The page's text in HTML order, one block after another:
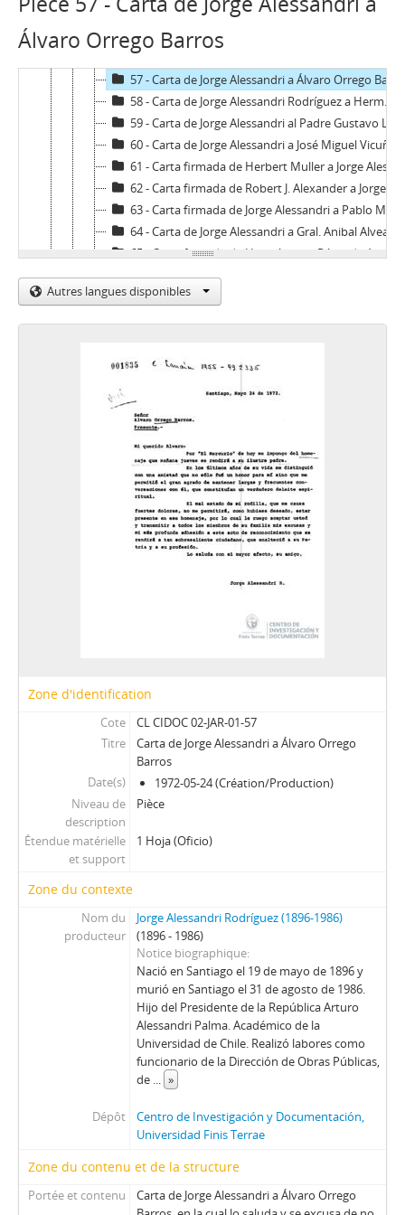
Álvaro Orrego Barros
54 - Carta de Jorge Alessandri a Héctor Rojas Albornoz
55 - Carta de Jorge Alessandri a Armando Roa
56 - Carta de Jorge Alessandri a Hermógenes Pérez de Arce
57 - Carta de Jorge Alessandri a Álvaro Orrego Barros
58 - Carta de Jorge Alessandri Rodríguez a Hermógenes Pérez de Arce Ibieta
59 - Carta de Jorge Alessandri al Padre Gustavo Le Paige
60 - Carta de Jorge Alessandri a José Miguel Vicuña
61 - Carta firmada de Herbert Muller a Jorge Alessandri
62 - Carta firmada de Robert J. Alexander a Jorge Alessandri
63 - Carta firmada de Jorge Alessandri a Pablo Mendoza A.
64 - Carta de Jorge Alessandri a Gral. Anibal Alvear G.
65 - Carta firmada de Hermógenes Pérez de Arce a Jorge Alessandri
66 - Carta firmada de Jorge Alessandri a Patricio Huneeus
67 - Carta firmada de Felipe Herrera a Jorge Alessandri
70 - Carta de Jorge Alessandri a Mario Urrutia con recorte de prensa adjunto fotocopiado.
72 - Carta de Jorge Alessandri a Luis Emaldía Alvarado
73 - Carta de Jorge Alessandri a Juan Luis Cousiño
74 - Carta de Jorge Alessandri a Germán Rodríguez Ortiz
75 - Carta firmada de Arturo Sepúlveda Rojas a Jorge Alessandri
76 - Carta firmada de Eugenio Pereira Salas a Jorge Alessandri
77 - Carta escrita a mano y firmada de René León Manieu a Jorge Alessandri
78 - Carta de Jorge Alessandri a Gilda Dalla Rizza
79 - Carta escrita a mano de "Pancho" a Jorge Alessandri
80 - Carta de Jorge Alessandri a Germán Picó Cañas
82 - Carta de Enrique Urrutia Manzano a Jorge Alessandri
83 - Carta de Jorge Alessandri a Álvaro Orrego Barros
85 - Carta de Germán Picó Cañas a Jorge Alessandri
87 - Carta de Jorge Alessandri a Horacio Hernández A.
88 - Fotocopia de recorte de prensa Discurso en homenaje a Fray Camilo Henriquez
90 - Carta de Jorge Alessandri a Pedro Oporto Vera
92 - Carta de Jorge Alessandri a Juan Bautista Rossetti Colombino
96 - Carta firmada de la dirección de la Sociedad Nacional de Agricultura a Jorge Alessandri
97 - Carta de Jorge Alessandri a la Directiva de la Sociedad Nacional de Agricultura
98 - Carta de Jorge Alessandri a Eliana San Martín de Astudillo
99 - Carta de María Luisa Menares a Jorge Alessandri
100 - Carta firmada de Werner Ohl Muller a Jorge Alessandri
101 - Carta de Jorge Alessandri a Juan José Fernández
102 - Carta de agradecimiento de Luis Sánchez Latorre a Jorge Alessandri
103 - Carta de agradecimiento para Jorge Alessandri
105 - Carta de Jorge Alessandri a Fernando Palma Rogers
106 - Carta de Jorge Alessandri al Director de La Segunda
107 - Escrito dirigido a Jorge Alessandri "Por la Anécdota a la Historia"
108 - Carta de René Silva Espejo a Jorge Alessandri
109 - Carta de Jorge Alessandri a Ramón Álvarez Goldsack
Autres langues disponibles
Zone d'identification
Cote
CL CIDOC 02-JAR-01-57
Titre
Carta de Jorge Alessandri a Álvaro Orrego
Barros
Date(s)
1972-05-24 (Création/Production)
Niveau de
description
Pièce
Étendue matérielle
et support
1 Hoja (Oficio)
Zone du contexte
Nom du
producteur
Jorge Alessandri Rodríguez (1896-1986)
(1896 - 1986)
Notice biographique
Nació en Santiago el 19 de mayo de 1896 y
murió en Santiago el 31 de agosto de 1986.
Hijo del Presidente de la República Arturo
Alessandri Palma. Académico de la
Universidad de Chile. Realizó labores como
funcionario de la Dirección de Obras Públicas,
de ... »
Dépôt
Centro de Investigación y Documentación,
Universidad Finis Terrae
Zone du contenu et de la structure
Portée et contenu
Carta de Jorge Alessandri a Álvaro Orrego